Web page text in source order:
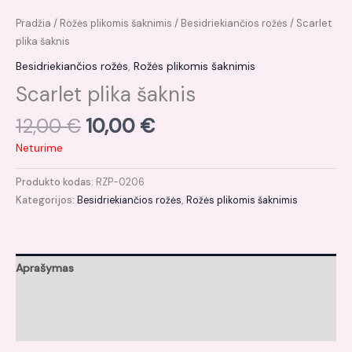
Pradžia / Rožės plikomis šaknimis / Besidriekiančios rožės / Scarlet
plika šaknis
Besidriekiančios rožės, Rožės plikomis šaknimis
Scarlet plika šaknis
12,00€ 10,00 €
Neturime
Produkto kodas: RZP-0206
Kategorijos: Besidriekiančios rožės, Rožės plikomis šaknimis
Aprašymas